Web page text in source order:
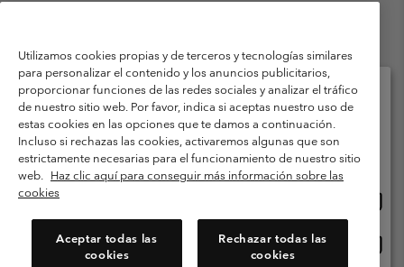
Condiciones de uso
Terminos de Venta
Garantía
Política de Privacidad
Términos y condiciones del programa de miembros
Términos De Uso Del Contenido Generado Por Los Usuarios
Impressum
Cookies Public CBCR
Servicio al cliente: Lu. - Vi. de 9:00 a 13:00 y de 14:00 a 18:00
Utilizamos cookies propias y de terceros y tecnologías similares
para personalizar el contenido y los anuncios publicitarios,
proporcionar funciones de las redes sociales y analizar el tráfico
de nuestro sitio web. Por favor, indica si aceptas nuestro uso de
estas cookies en las opciones que te damos a continuación.
Incluso si rechazas las cookies, activaremos algunas que son
estrictamente necesarias para el funcionamiento de nuestro sitio
web. Haz clic aquí para conseguir más información sobre las
cookies
Aceptar todas las
cookies
Rechazar todas las
cookies
Selecciona tu país e idioma envío
Compras en línea disponibles
línea
España